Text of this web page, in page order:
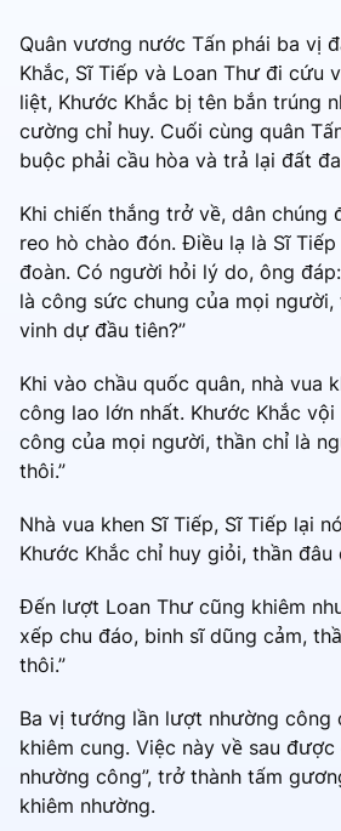
Quân vương nước Tấn phái ba vị
Khắc, Sĩ Tiếp và Loan Thư đi cứu
liệt, Khước Khắc bị tên bắn trúng
cường chỉ huy. Cuối cùng quân
buộc phải cầu hòa và trả lại đất
Khi chiến thắng trở về, dân chúng
reo hò chào đón. Điều lạ là Sĩ
đoàn. Có người hỏi lý do, ông
là công sức chung của mọi người,
vinh dự đầu tiên?”
Khi vào chầu quốc quân, nhà vua
công lao lớn nhất. Khước Khắc
công của mọi người, thần chỉ là
thôi.”
Nhà vua khen Sĩ Tiếp, Sĩ Tiếp lại
Khước Khắc chỉ huy giỏi, thần đâu
Đến lượt Loan Thư cũng khiêm
xếp chu đáo, binh sĩ dũng cảm,
thôi.”
Ba vị tướng lần lượt nhường công
khiêm cung. Việc này về sau
nhường công”, trở thành tấm
khiêm nhường.